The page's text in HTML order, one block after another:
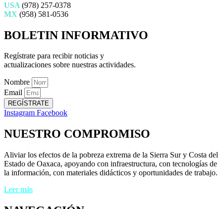
USA (978) 257-0378
MX (958) 581-0536
BOLETIN INFORMATIVO
Regístrate para recibir noticias y
actualizaciones sobre nuestras actividades.
Nombre
Email
REGÍSTRATE
Instagram Facebook
NUESTRO COMPROMISO
Aliviar los efectos de la pobreza extrema de la Sierra Sur y Costa del
Estado de Oaxaca, apoyando con infraestructura, con tecnologías de
la información, con materiales didácticos y oportunidades de trabajo.
Leer más